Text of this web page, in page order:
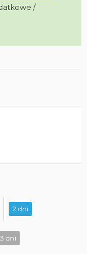
/
2 dni
3 dni